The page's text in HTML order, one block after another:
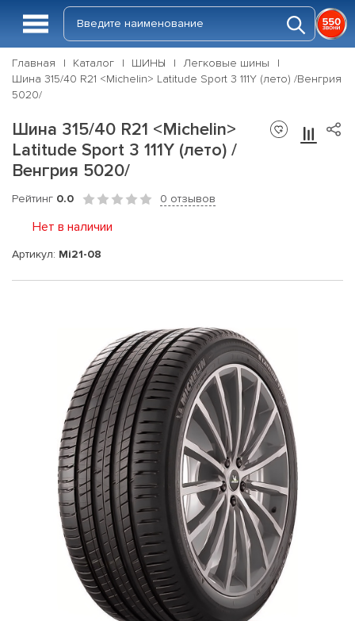
Главная Каталог ШИНЫ
Легковые шины
Шина 315/40 R21 <Michelin> Latitude Sport 3 111Y (лето) /Венгрия
5020/
Шина 315/40 R21 <Michelin>
Latitude Sport 3 111Y (лето) /
Венгрия 5020/
Рейтинг 0.0 0 отзывов
Нет в наличии
Артикул: Mi21-08